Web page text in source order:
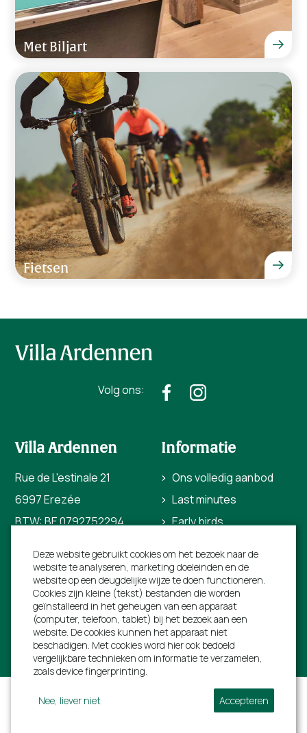
Met Biljart
Fietsen
Volg ons:
Villa Ardennen
Rue de L'estinale 21
6997 Erezée
BTW: BE 0792752294
info@villa-ardennen.be
Informatie
Ons volledig aanbod
Last minutes
Early birds
Voor verhuurders
Over ons
Contact
Privacyverklaring
Sitemap
Deze website gebruikt cookies om het bezoek naar de
website te analyseren, marketing doeleinden en de
website op een deugdelijke wijze te doen functioneren.
Cookies zijn kleine (tekst) bestanden die worden
geïnstalleerd in het geheugen van een apparaat
(computer, telefoon, tablet) bij het bezoek aan een
website. De cookies kunnen het apparaat niet
beschadigen. Met cookies word hier ook bedoeld
vergelijkbare technieken om informatie te verzamelen,
zoals device fingerprinting.
Nee, liever niet Accepteren